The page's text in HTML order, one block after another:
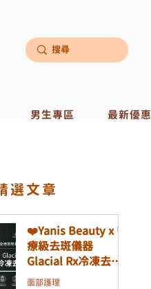
男生專區 最新優惠
選文章
❤️Yanis Beauty x 醫
療級去斑儀器
Glacial Rx冷凍去斑
機❤️
面部護理